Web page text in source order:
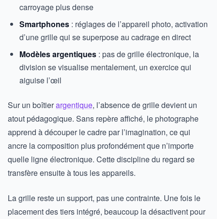
carroyage plus dense
Smartphones : réglages de l’appareil photo, activation
d’une grille qui se superpose au cadrage en direct
Modèles argentiques : pas de grille électronique, la
division se visualise mentalement, un exercice qui
aiguise l’œil
Sur un boîtierargentique, l’absence de grille devient un
atout pédagogique. Sans repère affiché, le photographe
apprend à découper le cadre par l’imagination, ce qui
ancre la composition plus profondément que n’importe
quelle ligne électronique. Cette discipline du regard se
transfère ensuite à tous les appareils.
La grille reste un support, pas une contrainte. Une fois le
placement des tiers intégré, beaucoup la désactivent pour